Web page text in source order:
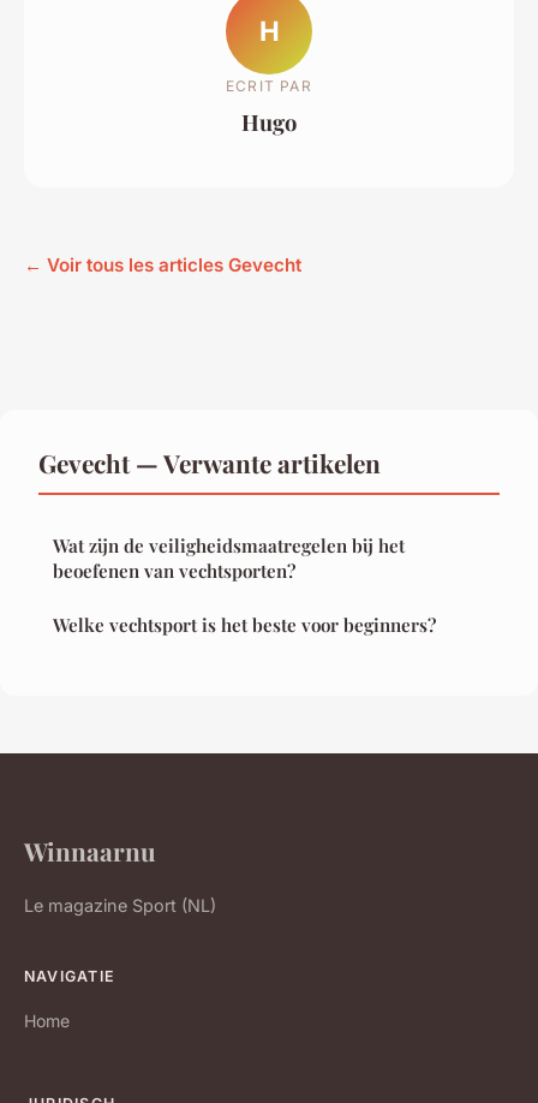
H
ECRIT PAR
Hugo
← Voir tous les articles Gevecht
Gevecht — Verwante artikelen
Wat zijn de veiligheidsmaatregelen bij het
beoefenen van vechtsporten?
Welke vechtsport is het beste voor beginners?
Winnaarnu
Le magazine Sport (NL)
NAVIGATIE
Home